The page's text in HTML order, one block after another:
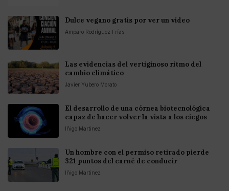
Dulce vegano gratis por ver un vídeo
Amparo Rodríguez Frías
Las evidencias del vertiginoso ritmo del
cambio climático
Javier Yubero Morato
El desarrollo de una córnea biotecnológica
capaz de hacer volver la vista a los ciegos
Iñigo Martinez
Un hombre con el permiso retirado pierde
321 puntos del carné de conducir
Iñigo Martinez